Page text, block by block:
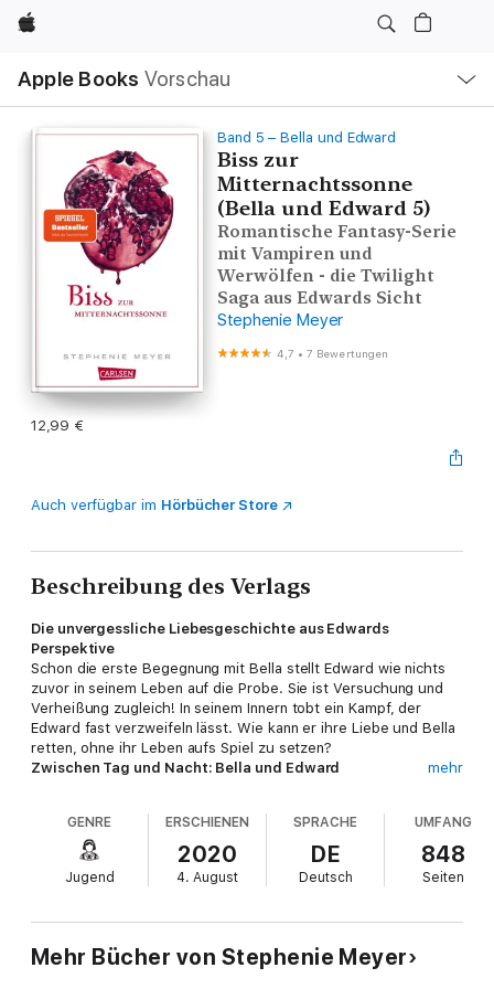
Apple
Apple Books Vorschau
Navigation
Menü
öffnen
Band 5 – Bella und Edward
Biss zur
Mitternachtssonne
(Bella und Edward 5)
Romantische Fantasy-Serie
mit Vampiren und
Werwölfen - die Twilight
Saga aus Edwards Sicht
Stephenie Meyer
4,7 •7 Bewertungen
12,99 €
Auch verfügbar im Hörbücher Store
Beschreibung des Verlags
Die unvergessliche Liebesgeschichte aus Edwards
Perspektive
Schon die erste Begegnung mit Bella stellt Edward wie nichts
zuvor in seinem Leben auf die Probe. Sie ist Versuchung und
Verheißung zugleich! In seinem Innern tobt ein Kampf, der
Edward fast verzweifeln lässt. Wie kann er ihre Liebe und Bella
retten, ohne ihr Leben aufs Spiel zu setzen?
Zwischen Tag und Nacht: Bella und Edward
beschaulichen Kleinstadt. Doch dann trifft sie Edward Cullen,
einen Mitschüler mit faszinierend blassen Augen und einer
Aura, die Bella sofort in ihren Bann zieht. Edward ist
geheimnisvoll, zurückhaltend, unglaublich attraktiv – und ein
vielleicht gerade wegen – seiner dunklen Geheimnisse zu ihm
hingezogen. Doch was bedeutet es, als Mensch einen Vampir
zu lieben?
mehr
GENRE
Jugend
ERSCHIENEN
2020
4. August
SPRACHE
DE
Deutsch
UMFANG
848
Seiten
Mehr Bücher von Stephenie Meyer